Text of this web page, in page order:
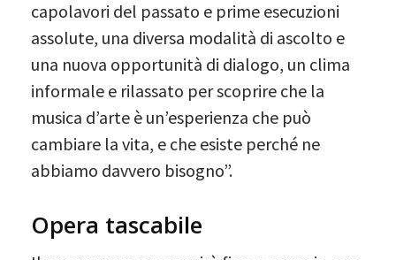
capolavori del passato e prime esecuzioni
assolute, una diversa modalità di ascolto e
una nuova opportunità di dialogo, un clima
informale e rilassato per scoprire che la
musica d’arte è un’esperienza che può
cambiare la vita, e che esiste perché ne
abbiamo davvero bisogno”.
Opera tascabile